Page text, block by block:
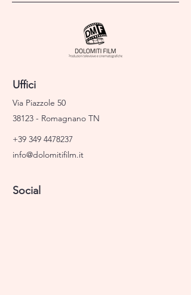
Uffici
Via Piazzole 50
38123 - Romagnano TN
+39 349 4478237
info@dolomitifilm.it
Social